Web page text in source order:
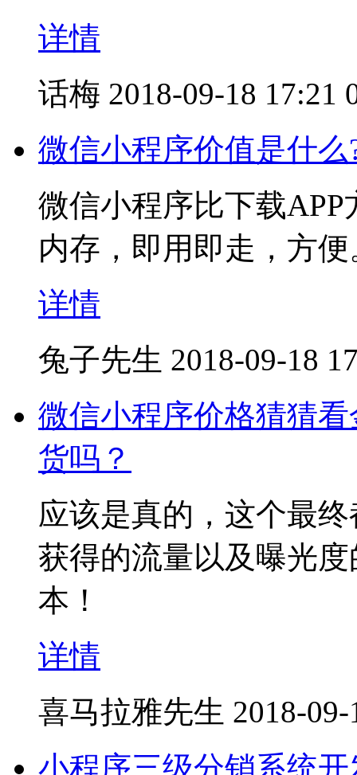
详情
话梅 2018-09-18 17:21
微信小程序价值是什么
微信小程序比下载
内存，即用即走，方便
详情
兔子先生 2018-09-18
微信小程序价格猜猜
货吗？
应该是真的，这个最
获得的流量以及曝光
本！
详情
喜马拉雅先生 2018-
小程序三级分销系统